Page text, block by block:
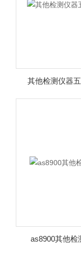
其他检测仪器
as8900其他检